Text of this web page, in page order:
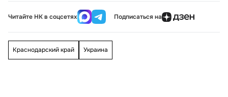
Читайте НК в соцсетях Подписаться на
Краснодарский край Украина